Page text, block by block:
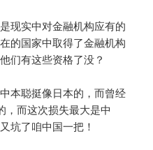
现实中对金融机构应有的
的国家中取得了金融机构
们有这些资格了没？
本聪挺像日本的，而曾经
而这次损失最大是中
坑了咱中国一把！